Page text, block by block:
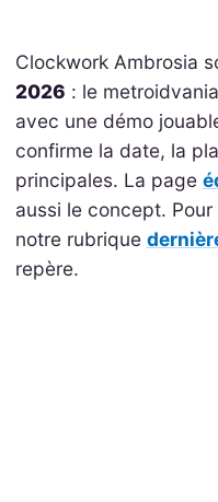
Clockwork Ambrosia
2026 : le
avec une démo
confirme la date, la
principales. La page
aussi le concept.
notre rubrique
repère.